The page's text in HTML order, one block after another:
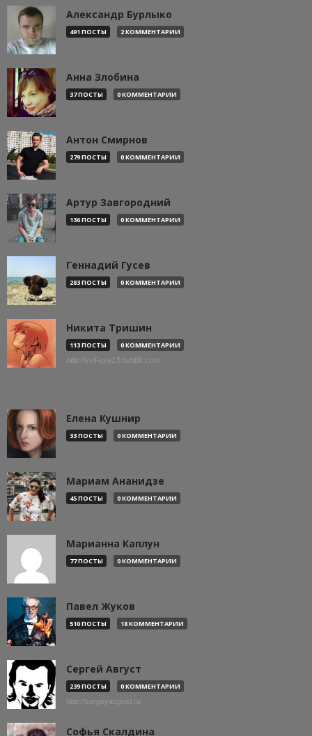
Александр Бурлыко
491 ПОСТЫ 2 КОММЕНТАРИИ
Анна Злобина
37 ПОСТЫ 0 КОММЕНТАРИИ
Антон Смирнов
279 ПОСТЫ 0 КОММЕНТАРИИ
Артур Завгородний
136 ПОСТЫ 0 КОММЕНТАРИИ
Геннадий Гусев
283 ПОСТЫ 0 КОММЕНТАРИИ
Никита Тришин
113 ПОСТЫ 0 КОММЕНТАРИИ
http://evil-eye13.tumblr.com
Елена Кушнир
33 ПОСТЫ 0 КОММЕНТАРИИ
Мариам Ананидзе
45 ПОСТЫ 0 КОММЕНТАРИИ
Марианна Каплун
77 ПОСТЫ 0 КОММЕНТАРИИ
Павел Жуков
510 ПОСТЫ 18 КОММЕНТАРИИ
Сергей Август
239 ПОСТЫ 0 КОММЕНТАРИИ
http://sergeyaugust.ru
Софья Скалдина